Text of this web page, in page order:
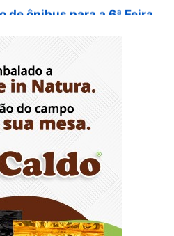
terão o fornecimento
nesta quinta-feira (6)
Base garante
aos
sobre direitos e